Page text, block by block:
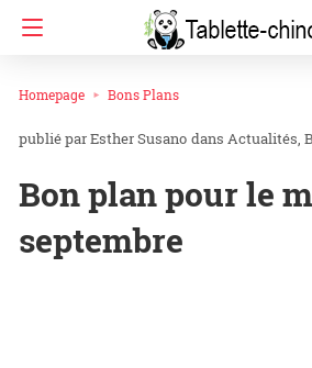
Homepage Bons Plans
Esther Susano dans Actualités
Bon plan pour le
septembre